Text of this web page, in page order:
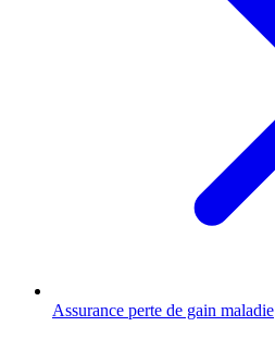
Assurance perte de gain maladie